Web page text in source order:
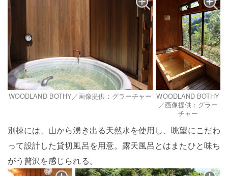
WOODLAND BOTHY／画像提供：グラーチャー WOODLAND BOTHY
／画像提供：グラー
チャー
別棟には、山から湧き出る天然水を使用し、眺望にこだわ
って設計した貸切風呂を用意。露天風呂とはまたひと味ち
がう贅沢を感じられる。